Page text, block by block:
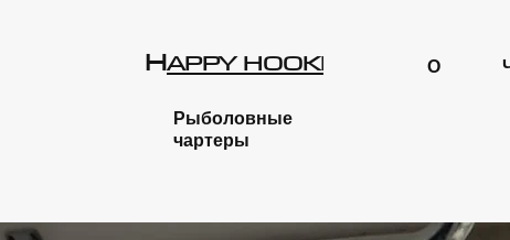
HAPPY HOOKE
Рыболовные
чартеры
О